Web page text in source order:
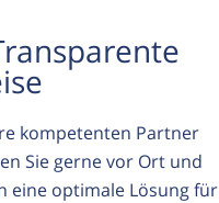
kompetenten Partner
Sie gerne vor Ort und
eine optimale Lösung für